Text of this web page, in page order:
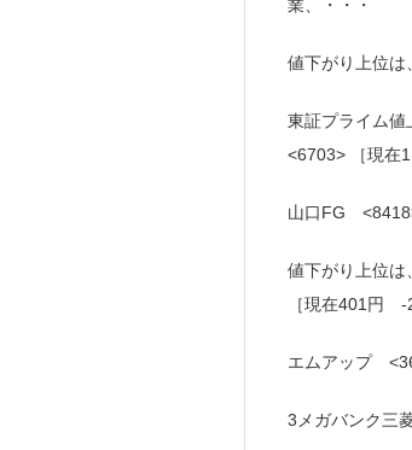
業、・・・
値下がり上位は
東証プライム
<6703> ［現在
山口FG
値下がり上位
［現在401円 -
エムアップ
3メガバンク三